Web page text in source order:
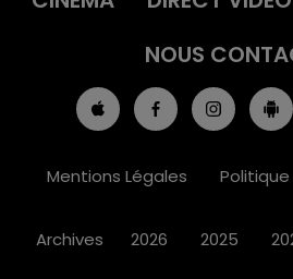
NOUS
Mentions Légales
Archives 2026 2025